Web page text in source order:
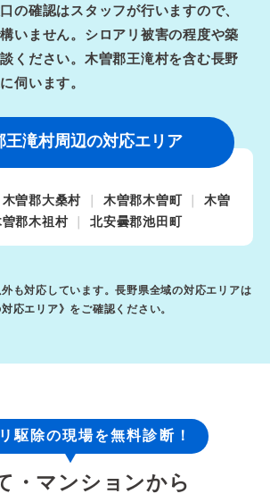
の確認はスタッフが行いますので、
いません。シロアリ被害の程度や築
ください。木曽郡王滝村を含む長野
伺います。
王滝村周辺の対応エリア
木曽郡大桑村 木曽郡木曽町
木曽
曽郡木祖村 北安曇郡池田町
も対応しています。長野県全域の対応エリアは
応エリア》をご確認ください。
駆除の現場を無料診断！
・マンションから